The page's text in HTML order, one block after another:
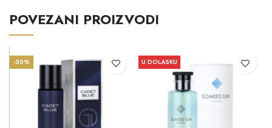
POVEZANI PROIZVODI
-50% U DOLASKU